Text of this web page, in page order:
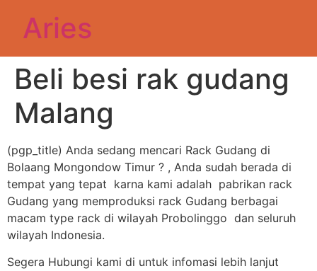
Aries
Beli besi rak gudang
Malang
(pgp_title) Anda sedang mencari Rack Gudang di
Bolaang Mongondow Timur ? , Anda sudah berada di
tempat yang tepat karna kami adalah pabrikan rack
Gudang yang memproduksi rack Gudang berbagai
macam type rack di wilayah Probolinggo dan seluruh
wilayah Indonesia.
Segera Hubungi kami di untuk infomasi lebih lanjut